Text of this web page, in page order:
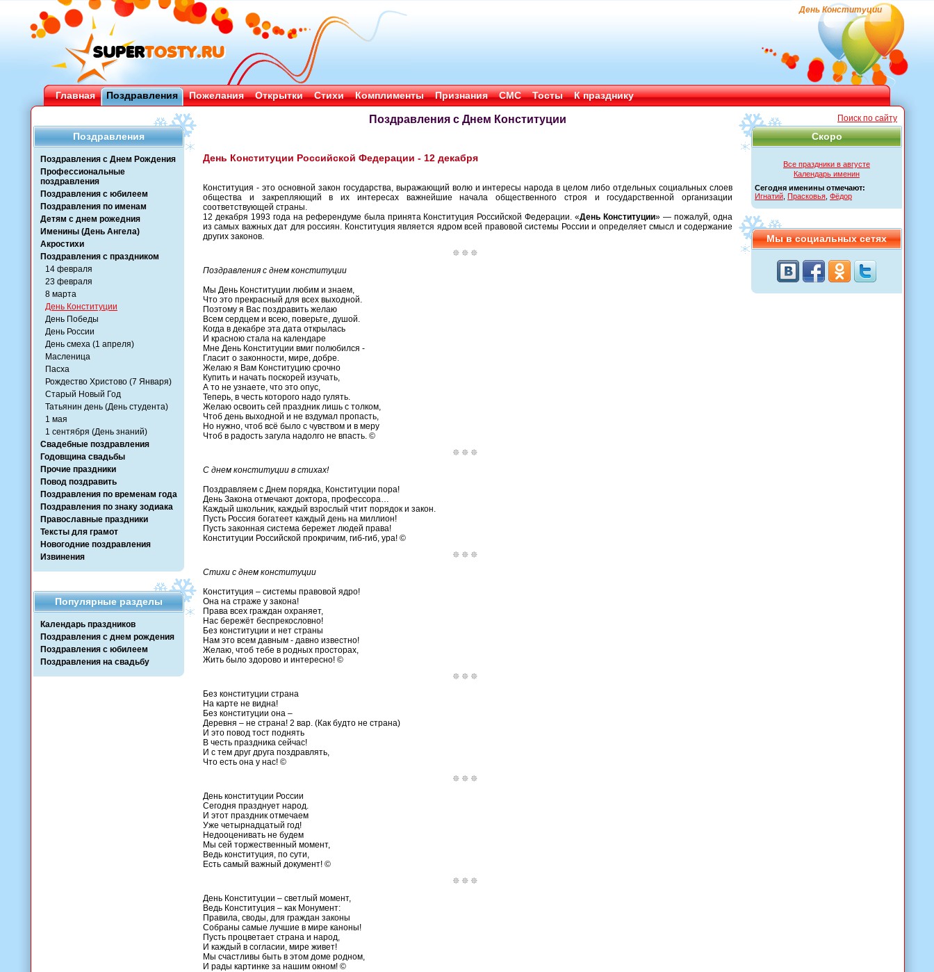
День Конституции
Главная Поздравления Пожелания Открытки Стихи Комплименты Признания СМС Тосты К празднику
Поздравления
Поздравления с Днем Рождения
Профессиональные
поздравления
Поздравления с юбилеем
Поздравления по именам
Детям с днем рожедния
Именины (День Ангела)
Акростихи
Поздравления с праздником
14 февраля
23 февраля
8 марта
День Конституции
День Победы
День России
День смеха (1 апреля)
Масленица
Пасха
Рождество Христово (7 Января)
Старый Новый Год
Татьянин день (День студента)
1 мая
1 сентября (День знаний)
Свадебные поздравления
Годовщина свадьбы
Прочие праздники
Повод поздравить
Поздравления по временам года
Поздравления по знаку зодиака
Православные праздники
Тексты для грамот
Новогодние поздравления
Извинения
Популярные разделы
Календарь праздников
Поздравления с днем рождения
Поздравления с юбилеем
Поздравления на свадьбу
Поиск по сайту
Скоро
Все праздники в августе
Календарь именин
Сегодня именины отмечают:
Игнатий Прасковья Фёдор
Мы в социальных сетях
Поздравления с Днем Конституции
День Конституции Российской Федерации - 12 декабря
Конституция - это основной закон государства, выражающий волю и интересы народа в целом либо отдельных социальных слоев
общества и закрепляющий в их интересах важнейшие начала общественного строя и государственной организации
соответствующей страны.
12 декабря 1993 года на референдуме была принята Конституция Российской Федерации. «День Конституции» — пожалуй, одна
из самых важных дат для россиян. Конституция является ядром всей правовой системы России и определяет смысл и содержание
других законов.
Поздравления с днем конституции
Мы День Конституции любим и знаем,
Что это прекрасный для всех выходной.
Поэтому я Вас поздравить желаю
Всем сердцем и всею, поверьте, душой.
Когда в декабре эта дата открылась
И красною стала на календаре
Мне День Конституции вмиг полюбился -
Гласит о законности, мире, добре.
Желаю я Вам Конституцию срочно
Купить и начать поскорей изучать,
А то не узнаете, что это опус,
Теперь, в честь которого надо гулять.
Желаю освоить сей праздник лишь с толком,
Чтоб день выходной и не вздумал пропасть,
Но нужно, чтоб всё было с чувством и в меру
Чтоб в радость загула надолго не впасть. ©
С днем конституции в стихах!
Поздравляем с Днем порядка, Конституции пора!
День Закона отмечают доктора, профессора…
Каждый школьник, каждый взрослый чтит порядок и закон.
Пусть Россия богатеет каждый день на миллион!
Пусть законная система бережет людей права!
Конституции Российской прокричим, гиб-гиб, ура! ©
Стихи с днем конституции
Конституция – системы правовой ядро!
Она на страже у закона!
Права всех граждан охраняет,
Нас бережёт беспрекословно!
Без конституции и нет страны
Нам это всем давным - давно известно!
Желаю, чтоб тебе в родных просторах,
Жить было здорово и интересно! ©
Без конституции страна
На карте не видна!
Без конституции она –
Деревня – не страна! 2 вар. (Как будто не страна)
И это повод тост поднять
В честь праздника сейчас!
И с тем друг друга поздравлять,
Что есть она у нас! ©
День конституции России
Сегодня празднует народ.
И этот праздник отмечаем
Уже четырнадцатый год!
Недооценивать не будем
Мы сей торжественный момент,
Ведь конституция, по сути,
Есть самый важный документ! ©
День Конституции – светлый момент,
Ведь Конституция – как Монумент:
Правила, своды, для граждан законы
Собраны самые лучшие в мире каноны!
Пусть процветает страна и народ,
И каждый в согласии, мире живет!
Мы счастливы быть в этом доме родном,
И рады картинке за нашим окном! ©